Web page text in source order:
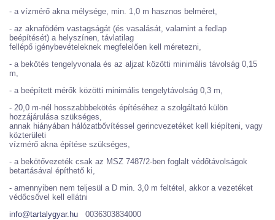
- a vízmérő akna mélysége, min. 1,0 m hasznos belméret,
- az aknafödém vastagságát (és vasalását, valamint a fedlap
beépítését) a helyszínen, távlatilag
fellépő igénybevételeknek megfelelően kell méretezni,
- a bekötés tengelyvonala és az aljzat közötti minimális távolság 0,15
m,
- a beépített mérők közötti minimális tengelytávolság 0,3 m,
- 20,0 m-nél hosszabbbekötés építéséhez a szolgáltató külön
hozzájárulása szükséges,
annak hiányában hálózatbővítéssel gerincvezetéket kell kiépíteni, vagy
közterületi
vízmérő akna építése szükséges,
- a bekötővezeték csak az MSZ 7487/2-ben foglalt védőtávolságok
betartásával építhető ki,
- amennyiben nem teljesül a D min. 3,0 m feltétel, akkor a vezetéket
védőcsővel kell ellátni
info@tartalygyar.hu 0036303834000